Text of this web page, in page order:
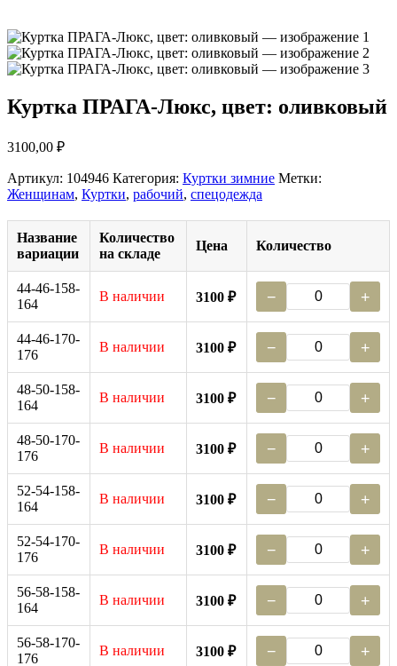
Куртка ПРАГА-Люкс, цвет: оливковый
3100,00 ₽
Артикул: 104946 Категория: Куртки зимние Метки:
Женщинам, Куртки, рабочий, спецодежда
Название
вариации
Количество
на складе
Цена Количество
44-46-158-
164
В наличии 3100 ₽ − +
44-46-170-
176
В наличии 3100 ₽ − +
48-50-158-
164
В наличии 3100 ₽ − +
48-50-170-
176
В наличии 3100 ₽ − +
52-54-158-
164
В наличии 3100 ₽ − +
52-54-170-
176
В наличии 3100 ₽ − +
56-58-158-
164
В наличии 3100 ₽ − +
56-58-170-
176
В наличии 3100 ₽ − +